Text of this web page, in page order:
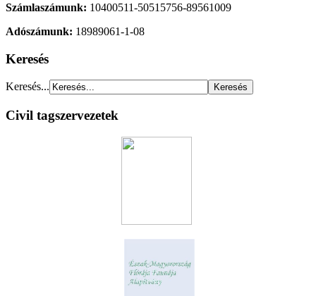
Számlaszámunk: 10400511-50515756-89561009
Adószámunk: 18989061-1-08
Keresés
Keresés...
Civil tagszervezetek